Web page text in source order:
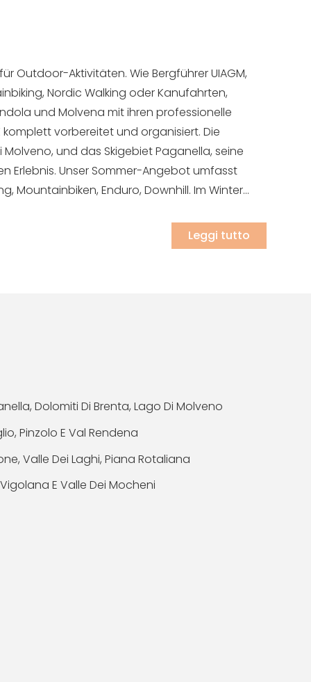
Outdoor-Aktivitäten. Wie Bergführer UIAGM,
Nordic Walking oder Kanufahrten,
und Molvena mit ihren professionelle
vorbereitet und organisiert. Die
und das Skigebiet Paganella, seine
Erlebnis. Unser Sommer-Angebot umfasst
Mountainbiken, Enduro, Downhill. Im Winter...
Leggi tutto
Dolomiti Di Brenta, Lago Di Molveno
Pinzolo E Val Rendena
Valle Dei Laghi, Piana Rotaliana
E Valle Dei Mocheni